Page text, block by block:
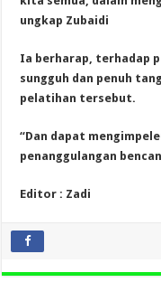
ungkap Zubaidi
Ia berharap, terhadap
sungguh dan penuh
pelatihan tersebut.
“Dan dapat
penanggulangan
Editor : Zadi